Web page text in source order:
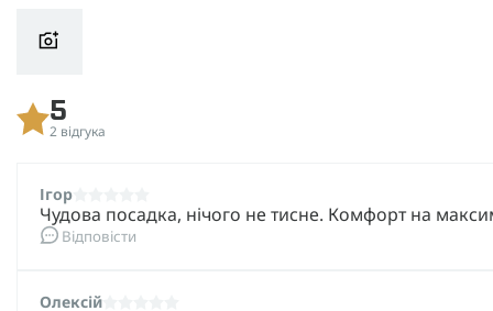
Полікарбонатні лінзи: прозора, жовта і темна,
Футляр для всього набору,
Інструкція з експлуатації.
структур, любителів страйкболу, туристів та всіх, хто
умовах.
5
2 відгука
Ігор
Чудова посадка, нічого не тисне. Комфорт на
Відповісти
Олексій